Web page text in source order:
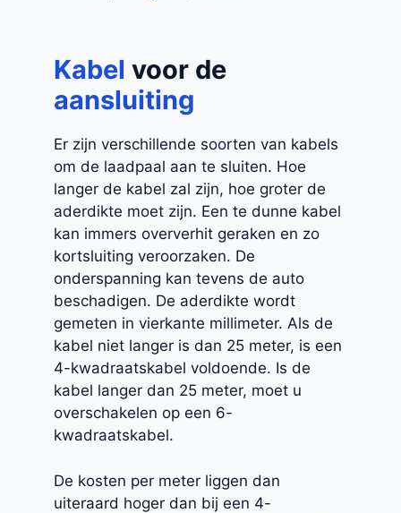
Kabel voor de
aansluiting
Er zijn verschillende soorten van kabels
om de laadpaal aan te sluiten. Hoe
langer de kabel zal zijn, hoe groter de
aderdikte moet zijn. Een te dunne kabel
kan immers oververhit geraken en zo
kortsluiting veroorzaken. De
onderspanning kan tevens de auto
beschadigen. De aderdikte wordt
gemeten in vierkante millimeter. Als de
kabel niet langer is dan 25 meter, is een
4-kwadraatskabel voldoende. Is de
kabel langer dan 25 meter, moet u
overschakelen op een 6-
kwadraatskabel.
De kosten per meter liggen dan
uiteraard hoger dan bij een 4-